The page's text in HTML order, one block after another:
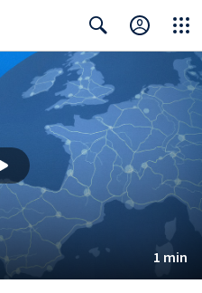
Search Close
1 min